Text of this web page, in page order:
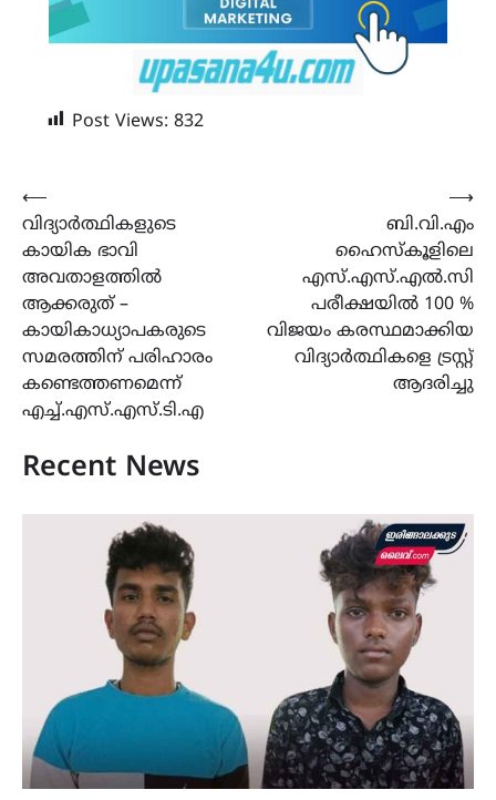
Post Views: 832
Post
navigation
⟵
വിദ്യാർത്ഥികളുടെ
കായിക ഭാവി
അവതാളത്തിൽ
ആക്കരുത് –
കായികാധ്യാപകരുടെ
സമരത്തിന് പരിഹാരം
കണ്ടെത്തണമെന്ന്
എച്ച്.എസ്.എസ്.ടി.എ
ബി.വി.എം
ഹൈസ്കൂളിലെ
എസ്.എസ്.എൽ.സി
പരീക്ഷയിൽ 100 %
വിജയം കരസ്ഥമാക്കിയ
വിദ്യാർത്ഥികളെ ട്രസ്റ്റ്
ആദരിച്ചു
⟶
Recent News